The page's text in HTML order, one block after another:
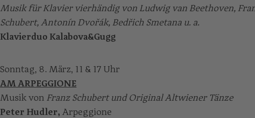
Musik für Klavier vierhändig von Ludwig van Beethoven,
Schubert, Antonín Dvořák, Bedřich Smetana u. a.
Klavierduo Kalabova&Gugg
Sonntag, 8. März, 11 & 17 Uhr
AM ARPEGGIONE
Musik von Franz Schubert und Original Altwiener Tänze
Peter Hudler, Arpeggione